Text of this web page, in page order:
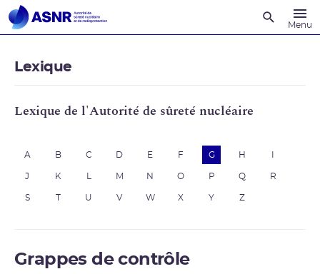
Menu
Lexique
Lexique de l'Autorité de sûreté nucléaire
A B C D E F G H
J K M N O P Q R
S U V W X Y Z
Grappes de contrôle